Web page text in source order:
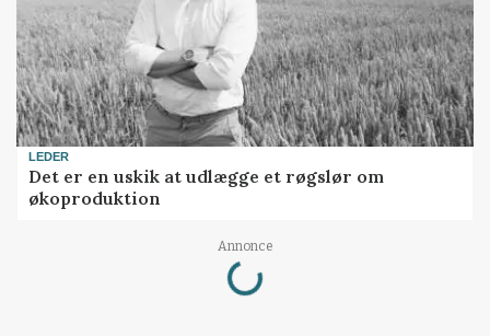
LEDER
Det er en uskik at udlægge et røgslør om
økoproduktion
Annonce
Loading...